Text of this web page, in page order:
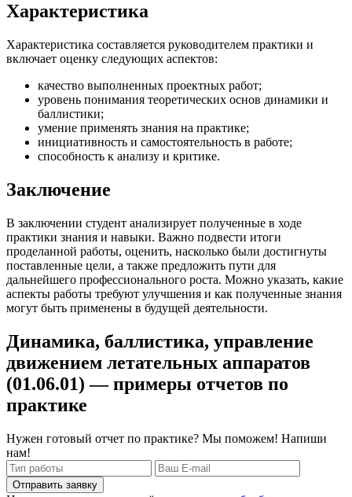
Характеристика
Характеристика составляется руководителем практики и
включает оценку следующих аспектов:
качество выполненных проектных работ;
уровень понимания теоретических основ динамики и
баллистики;
умение применять знания на практике;
инициативность и самостоятельность в работе;
способность к анализу и критике.
Заключение
В заключении студент анализирует полученные в ходе
практики знания и навыки. Важно подвести итоги
проделанной работы, оценить, насколько были достигнуты
поставленные цели, а также предложить пути для
дальнейшего профессионального роста. Можно указать, какие
аспекты работы требуют улучшения и как полученные знания
могут быть применены в будущей деятельности.
Динамика, баллистика, управление
движением летательных аппаратов
(01.06.01) — примеры отчетов по
практике
Нужен готовый отчет по практике? Мы поможем! Напиши
нам!
Отправить заявку